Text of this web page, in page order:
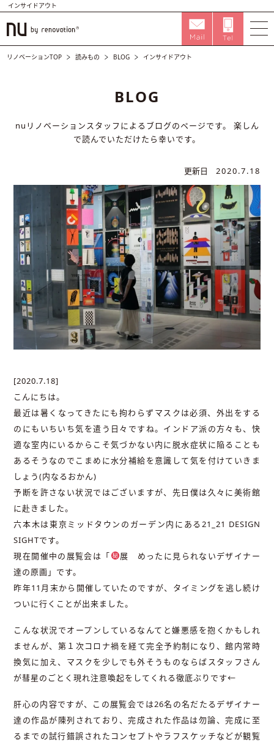
インサイドアウト
リノベーションTOP 読みもの BLOG インサイドアウト
BLOG
nuリノベーションスタッフによるブログのページです。
楽しん
で読んでいただけたら幸いです。
更新日 2020.7.18
[2020.7.18]
こんにちは。
最近は暑くなってきたにも拘わらずマスクは必須、外出をする
のにもいちいち気を遣う日々ですね。インドア派の方々も、快
適な室内にいるからこそ気づかない内に脱水症状に陥ることも
あるそうなのでこまめに水分補給を意識して気を付けていきま
しょう(内なるおかん)
予断を許さない状況ではございますが、先日僕は久々に美術館
に赴きました。
六本木は東京ミッドタウンのガーデン内にある21_21 DESIGN
SIGHTです。
現在開催中の展覧会は「
展 めったに見られないデザイナー
達の原画」です。
昨年11月末から開催していたのですが、タイミングを逃し続け
ついに行くことが出来ました。
こんな状況でオープンしているなんてと嫌悪感を抱くかもしれ
ませんが、第１次コロナ禍を経て完全予約制になり、館内常時
換気に加え、マスクを少しでも外そうものならばスタッフさん
が彗星のごとく現れ注意喚起をしてくれる徹底ぶりです←
肝心の内容ですが、この展覧会では26名の名だたるデザイナー
達の作品が陳列されており、完成された作品は勿論、完成に至
るまでの試行錯誤されたコンセプトやラフスケッチなどが観覧